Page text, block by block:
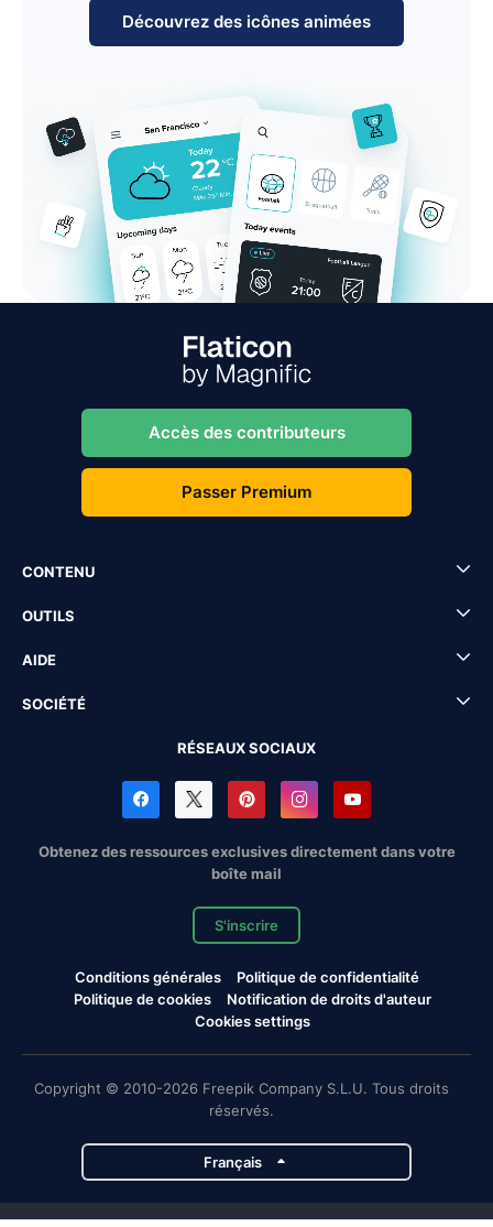
Découvrez des icônes animées
Accès des contributeurs
Passer Premium
CONTENU
OUTILS
AIDE
SOCIÉTÉ
RÉSEAUX SOCIAUX
Obtenez des ressources exclusives directement dans votre
boîte mail
S'inscrire
Conditions générales
Politique de confidentialité
Politique de cookies
Notification de droits d'auteur
Cookies settings
Copyright © 2010-2026 Freepik Company S.L.U. Tous droits
réservés.
Français